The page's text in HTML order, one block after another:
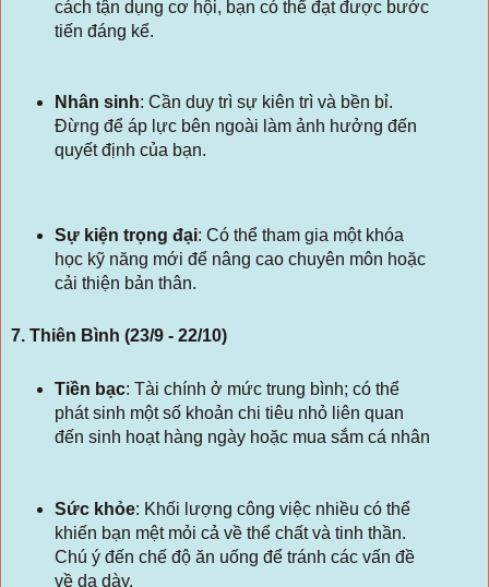
cách tận dụng cơ hội, bạn có thể đạt được bước
tiến đáng kể.
Nhân sinh: Cần duy trì sự kiên trì và bền bỉ.
Đừng để áp lực bên ngoài làm ảnh hưởng đến
quyết định của bạn.
Sự kiện trọng đại: Có thể tham gia một khóa
học kỹ năng mới để nâng cao chuyên môn hoặc
cải thiện bản thân.
7. Thiên Bình (23/9 - 22/10)
Tiền bạc: Tài chính ở mức trung bình; có thể
phát sinh một số khoản chi tiêu nhỏ liên quan
đến sinh hoạt hàng ngày hoặc mua sắm cá nhân
Sức khỏe: Khối lượng công việc nhiều có thể
khiến bạn mệt mỏi cả về thể chất và tinh thần.
Chú ý đến chế độ ăn uống để tránh các vấn đề
về dạ dày.